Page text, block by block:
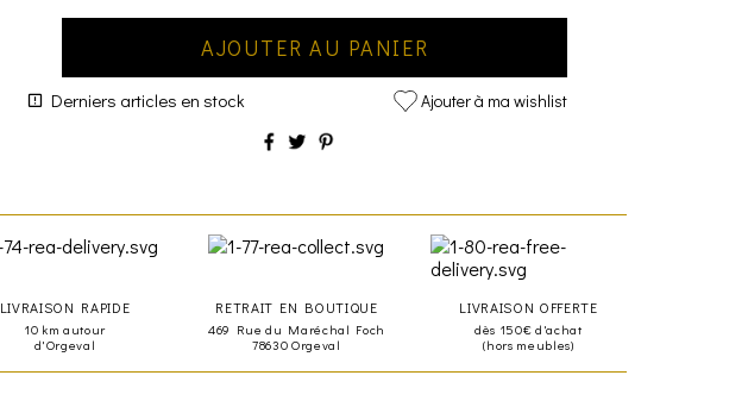
AJOUTER AU PANIER
Derniers articles en stock Ajouter à ma wishlist
LIVRAISON RAPIDE
10 km autour
d'Orgeval
RETRAIT EN BOUTIQUE
469 Rue du Maréchal Foch
78630 Orgeval
LIVRAISON OFFERTE
dès 150€ d'achat
(hors meubles)